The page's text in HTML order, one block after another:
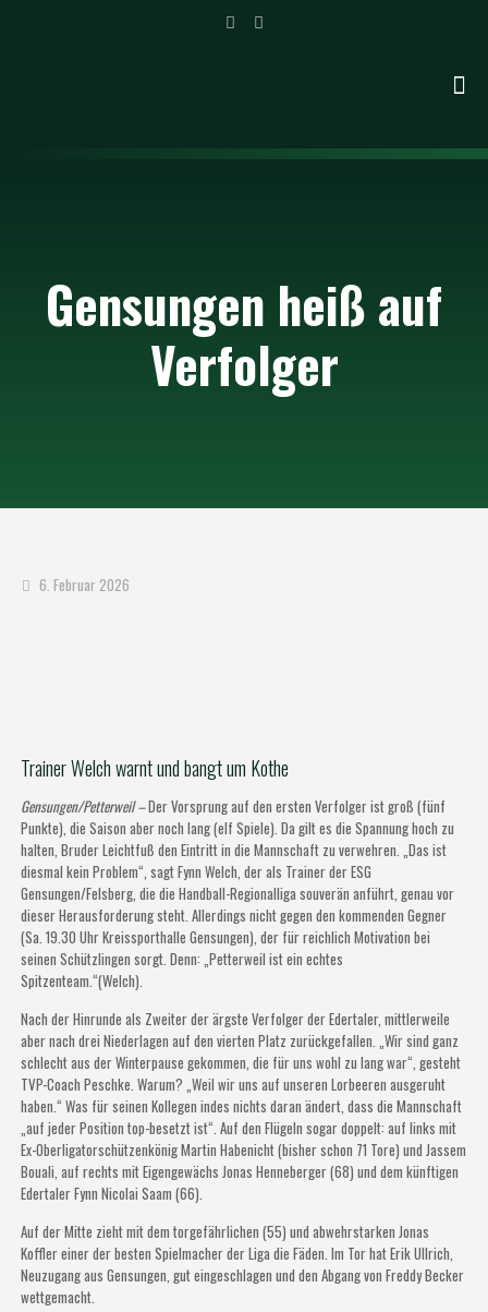
Gensungen heiß auf
Verfolger
6. Februar 2026
Trainer Welch warnt und bangt um Kothe
Gensungen/Petterweil –Der Vorsprung auf den ersten Verfolger ist groß (fünf
Punkte), die Saison aber noch lang (elf Spiele). Da gilt es die Spannung hoch zu
halten, Bruder Leichtfuß den Eintritt in die Mannschaft zu verwehren. „Das ist
diesmal kein Problem“, sagt Fynn Welch, der als Trainer der ESG
Gensungen/Felsberg, die die Handball-Regionalliga souverän anführt, genau vor
dieser Herausforderung steht. Allerdings nicht gegen den kommenden Gegner
(Sa. 19.30 Uhr Kreissporthalle Gensungen), der für reichlich Motivation bei
seinen Schützlingen sorgt. Denn: „Petterweil ist ein echtes
Spitzenteam.“(Welch).
Nach der Hinrunde als Zweiter der ärgste Verfolger der Edertaler, mittlerweile
aber nach drei Niederlagen auf den vierten Platz zurückgefallen. „Wir sind ganz
schlecht aus der Winterpause gekommen, die für uns wohl zu lang war“, gesteht
TVP-Coach Peschke. Warum? „Weil wir uns auf unseren Lorbeeren ausgeruht
haben.“ Was für seinen Kollegen indes nichts daran ändert, dass die Mannschaft
„auf jeder Position top-besetzt ist“. Auf den Flügeln sogar doppelt: auf links mit
Ex-Oberligatorschützenkönig Martin Habenicht (bisher schon 71 Tore) und Jassem
Bouali, auf rechts mit Eigengewächs Jonas Henneberger (68) und dem künftigen
Edertaler Fynn Nicolai Saam (66).
Auf der Mitte zieht mit dem torgefährlichen (55) und abwehrstarken Jonas
Koffler einer der besten Spielmacher der Liga die Fäden. Im Tor hat Erik Ullrich,
Neuzugang aus Gensungen, gut eingeschlagen und den Abgang von Freddy Becker
wettgemacht.